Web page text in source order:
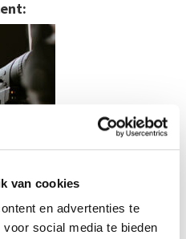
van cookies
en advertenties te
social media te bieden